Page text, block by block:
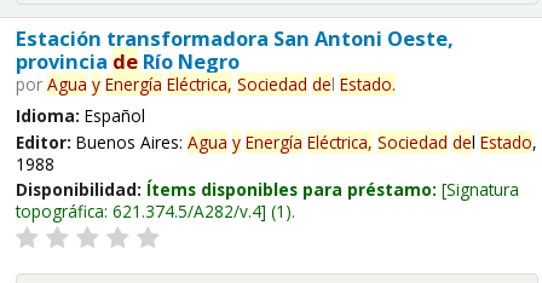
Estación transformadora San Antoni Oeste,
provincia deRío Negro
por Agua y Energía Eléctrica, Sociedad del Estado.
Idioma: Español
Editor: Buenos Aires: Agua y Energía Eléctrica, Sociedad del Estado,
1988
Disponibilidad: Ítems disponibles para préstamo: Signatura
topográfica: 621.374.5/A282/v.4 (1).